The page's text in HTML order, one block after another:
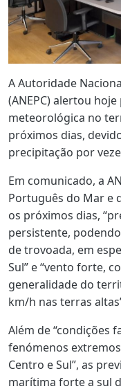
A Autoridade
(ANEPC) alertou
meteorológica no
próximos dias,
precipitação por
Em comunicado, a
Português do Mar e
os próximos dias,
persistente,
de trovoada, em
Sul” e “vento forte,
generalidade do
km/h nas terras
Além de “condições
fenómenos
Centro e Sul”, as
marítima forte a sul